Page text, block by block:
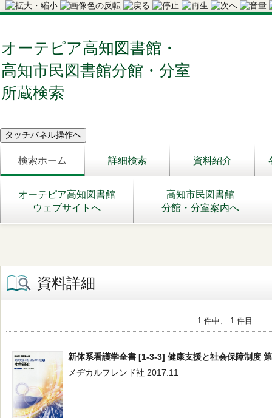
オーテピア高知図書館・
高知市民図書館分館・分室
所蔵検索
検索ホーム 詳細検索 資料紹介
オーテピア高知図書館
ウェブサイトへ
高知市民図書館
分館・分室案内へ
資料詳細
1 件中、 1 件目
新体系看護学全書 [1-3-3] 健康支援と社会保障制度
メヂカルフレンド社 2017.11